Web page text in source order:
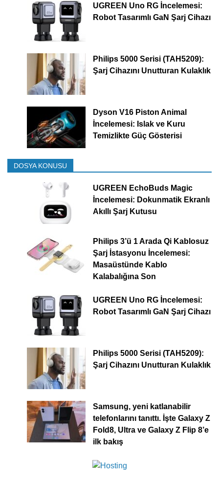
UGREEN Uno RG İncelemesi:
Robot Tasarımlı GaN Şarj Cihazı
Philips 5000 Serisi (TAH5209):
Şarj Cihazını Unutturan Kulaklık
Dyson V16 Piston Animal
İncelemesi: Islak ve Kuru
Temizlikte Güç Gösterisi
DOSYA KONUSU
UGREEN EchoBuds Magic
İncelemesi: Dokunmatik Ekranlı
Akıllı Şarj Kutusu
Philips 3’ü 1 Arada Qi Kablosuz
Şarj İstasyonu İncelemesi:
Masaüstünde Kablo
Kalabalığına Son
UGREEN Uno RG İncelemesi:
Robot Tasarımlı GaN Şarj Cihazı
Philips 5000 Serisi (TAH5209):
Şarj Cihazını Unutturan Kulaklık
Samsung, yeni katlanabilir
telefonlarını tanıttı. İşte Galaxy Z
Fold8, Ultra ve Galaxy Z Flip 8’e
ilk bakış